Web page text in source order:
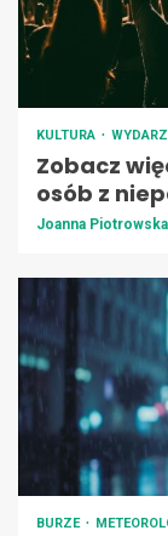
KULTURA
Zobacz
osób z
Joanna Piotrowska
BURZE